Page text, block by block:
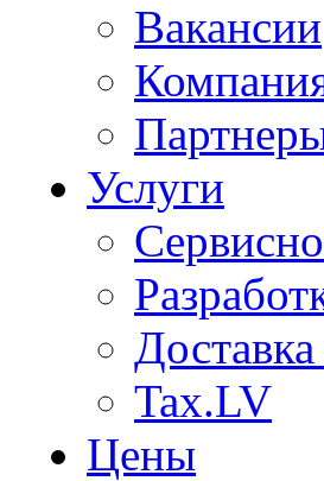
Вакансии
Услуги
Tax.LV
Цены